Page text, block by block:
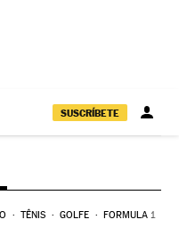
SUSCRÍBETE
TÊNIS GOLFE FORMULA 1